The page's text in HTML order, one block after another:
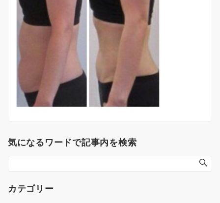
気になるワードで記事内を検索
カテゴリー